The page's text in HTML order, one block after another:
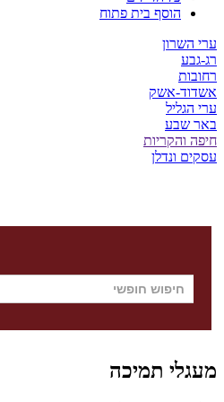
הוסף בית פתוח
ערי השרון
רג-גבע
רחובות
אשדוד-אשק
ערי הגליל
באר שבע
חיפה והקריות
עסקים ונדלן
מעגלי תמיכה